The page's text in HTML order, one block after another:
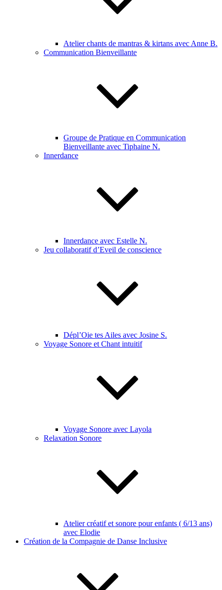
Atelier chants de mantras & kirtans avec Anne B.
Communication Bienveillante
Groupe de Pratique en Communication
Bienveillante avec Tiphaine N.
Innerdance
Innerdance avec Estelle N.
Jeu collaboratif d’Eveil de conscience
Dépl’Oie tes Ailes avec Josine S.
Voyage Sonore et Chant intuitif
Voyage Sonore avec Layola
Relaxation Sonore
Atelier créatif et sonore pour enfants ( 6/13 ans)
avec Elodie
Création de la Compagnie de Danse Inclusive